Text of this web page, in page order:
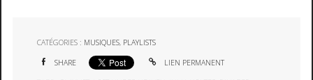
CATÉGORIES : MUSIQUES, PLAYLISTS
SHARE LIEN PERMANENT